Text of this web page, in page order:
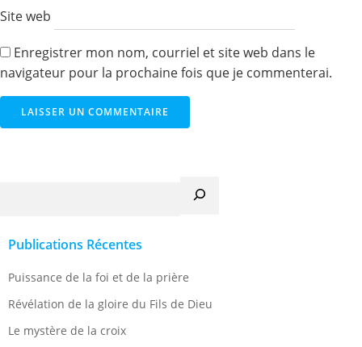
Site web
Enregistrer mon nom, courriel et site web dans le
navigateur pour la prochaine fois que je commenterai.
Publications Récentes
Puissance de la foi et de la prière
Révélation de la gloire du Fils de Dieu
Le mystère de la croix